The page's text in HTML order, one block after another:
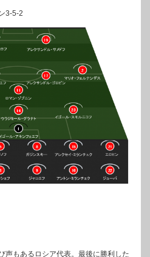
3-5-2
もあるロシア代表。最後に勝利した